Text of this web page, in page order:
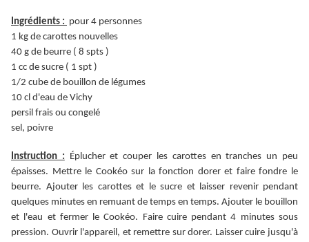
Ingrédients : pour 4 personnes
1 kg de carottes nouvelles
40 g de beurre ( 8 spts )
1 cc de sucre ( 1 spt )
1/2 cube de bouillon de légumes
10 cl d'eau de Vichy
persil frais ou congelé
sel, poivre
Instruction : Éplucher et couper les carottes en tranches un peu
épaisses. Mettre le Cookéo sur la fonction dorer et faire fondre le
beurre. Ajouter les carottes et le sucre et laisser revenir pendant
quelques minutes en remuant de temps en temps. Ajouter le bouillon
et l'eau et fermer le Cookéo. Faire cuire pendant 4 minutes sous
pression. Ouvrir l'appareil, et remettre sur dorer. Laisser cuire jusqu'à